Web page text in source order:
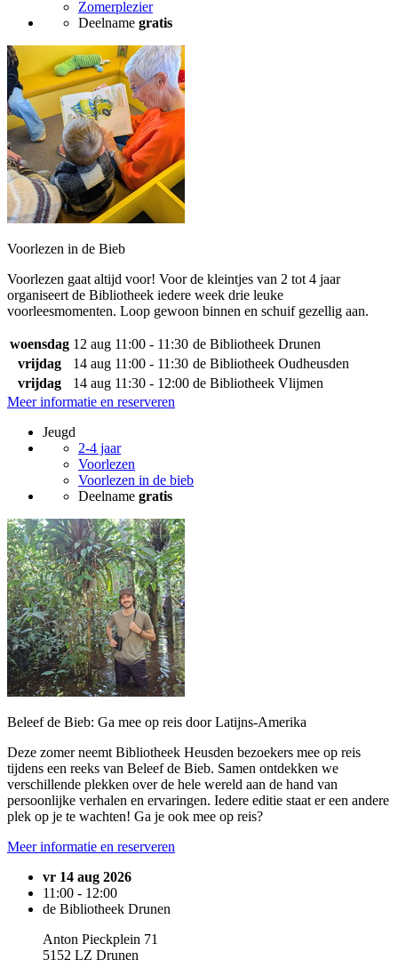
Zomerplezier
Deelname gratis
Voorlezen in de Bieb
Voorlezen gaat altijd voor! Voor de kleintjes van 2 tot 4 jaar
organiseert de Bibliotheek iedere week drie leuke
voorleesmomenten. Loop gewoon binnen en schuif gezellig aan.
woensdag 12 aug 11:00 - 11:30 de Bibliotheek Drunen
vrijdag
14 aug 11:00 - 11:30 de Bibliotheek Oudheusden
vrijdag
14 aug 11:30 - 12:00 de Bibliotheek Vlijmen
Meer informatie en reserveren
Jeugd
2-4 jaar
Voorlezen
Voorlezen in de bieb
Deelname gratis
Beleef de Bieb: Ga mee op reis door Latijns-Amerika
Deze zomer neemt Bibliotheek Heusden bezoekers mee op reis
tijdens een reeks van Beleef de Bieb. Samen ontdekken we
verschillende plekken over de hele wereld aan de hand van
persoonlijke verhalen en ervaringen. Iedere editie staat er een andere
plek op je te wachten! Ga je ook mee op reis?
Meer informatie en reserveren
vr 14 aug 2026
11:00 - 12:00
de Bibliotheek Drunen
Anton Pieckplein 71
5152 LZ Drunen